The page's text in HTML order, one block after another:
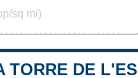
sq mi)
TORRE DE